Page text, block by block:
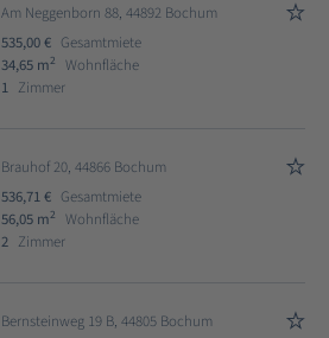
Am Neggenborn 88, 44892 Bochum
535,00 € Gesamtmiete
34,65 m2
Wohnfläche
1 Zimmer
Brauhof 20, 44866 Bochum
536,71 € Gesamtmiete
56,05 m2
Wohnfläche
2 Zimmer
Bernsteinweg 19 B, 44805 Bochum